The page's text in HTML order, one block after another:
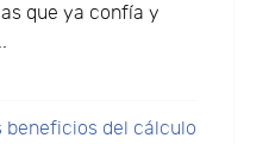
que ya confía y
beneficios del cálculo